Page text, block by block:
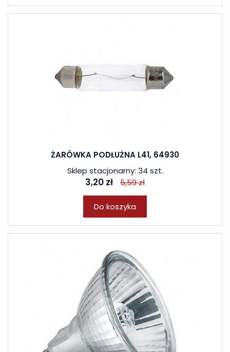
ŻARÓWKA PODŁUŻNA L41, 64930
Sklep stacjonarny: 34 szt.
3,20 zł 5,59 zł
Do koszyka